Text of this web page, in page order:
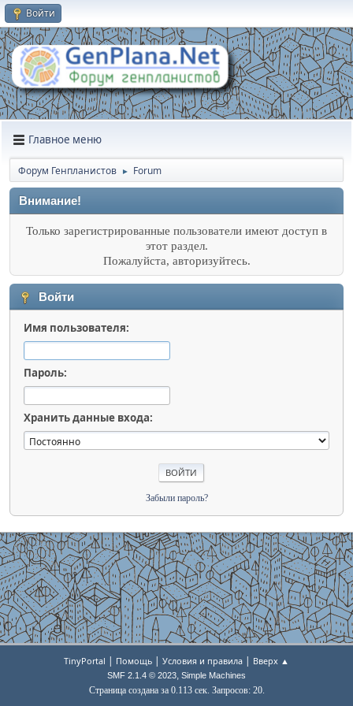
Войти
Главное меню
Форум Генпланистов ► Forum
Внимание!
Только зарегистрированные пользователи имеют доступ в
этот раздел.
Пожалуйста, авторизуйтесь.
Войти
Имя пользователя:
Пароль:
Хранить данные входа:
Забыли пароль?
TinyPortal | Помощь | Условия и правила | Вверх ▲
SMF 2.1.4 © 2023, Simple Machines
Страница создана за 0.113 сек. Запросов: 20.